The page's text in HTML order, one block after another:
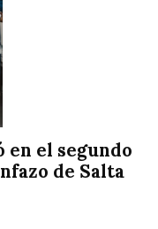
en el segundo
de Salta